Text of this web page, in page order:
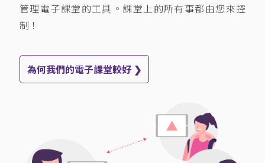
管理電子課堂的工具。課堂上的所有事都由您來控
制！
為何我們的電子課堂較好 ❯